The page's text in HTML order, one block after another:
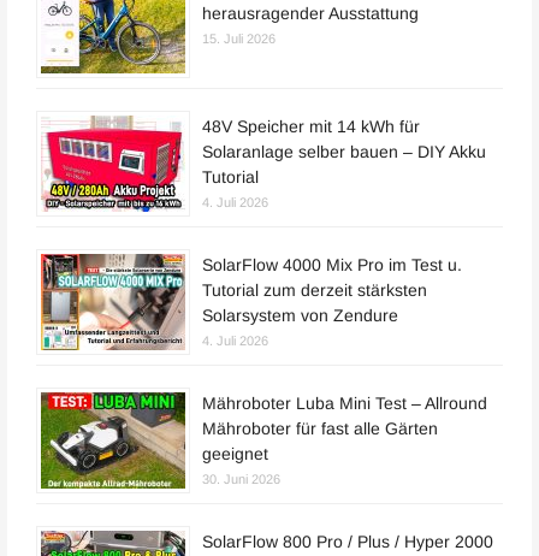
herausragender Ausstattung
15. Juli 2026
48V Speicher mit 14 kWh für
Solaranlage selber bauen – DIY Akku
Tutorial
4. Juli 2026
SolarFlow 4000 Mix Pro im Test u.
Tutorial zum derzeit stärksten
Solarsystem von Zendure
4. Juli 2026
Mähroboter Luba Mini Test – Allround
Mähroboter für fast alle Gärten
geeignet
30. Juni 2026
SolarFlow 800 Pro / Plus / Hyper 2000